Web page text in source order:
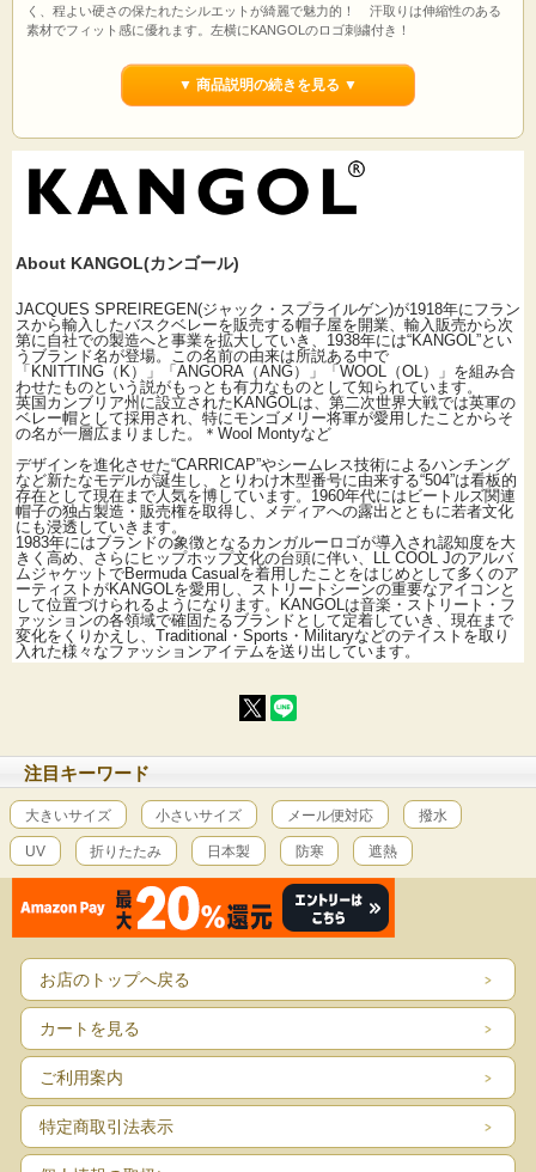
く、程よい硬さの保たれたシルエットが綺麗で魅力的！ 汗取りは伸縮性のある
素材でフィット感に優れます。左横にKANGOLのロゴ刺繍付き！
サイズ：S(約55～56cm)・M(約56～57cm)・L(約58～59cm)・XL(約60～61cm) 素
材：指定外繊維(竹繊維)65%アクリル35% カラー:ブラック(黒)・ダークブルー(濃
紺) 生産国：台湾製
▼ 商品説明の続きを見る ▼
About KANGOL(カンゴール)
JACQUES SPREIREGEN(ジャック・スプライルゲン)が1918年にフラン
スから輸入したバスクベレーを販売する帽子屋を開業、輸入販売から次
第に自社での製造へと事業を拡大していき、1938年には“KANGOL”とい
うブランド名が登場。この名前の由来は所説ある中で
「KNITTING（K）」「ANGORA（ANG）」「WOOL（OL）」を組み合
わせたものという説がもっとも有力なものとして知られています。
英国カンブリア州に設立されたKANGOLは、第二次世界大戦では英軍の
ベレー帽として採用され、特にモンゴメリー将軍が愛用したことからそ
の名が一層広まりました。＊Wool Montyなど
デザインを進化させた“CARRICAP”やシームレス技術によるハンチング
など新たなモデルが誕生し、とりわけ木型番号に由来する“504”は看板的
存在として現在まで人気を博しています。1960年代にはビートルズ関連
帽子の独占製造・販売権を取得し、メディアへの露出とともに若者文化
にも浸透していきます。
1983年にはブランドの象徴となるカンガルーロゴが導入され認知度を大
きく高め、さらにヒップホップ文化の台頭に伴い、LL COOL Jのアルバ
ムジャケットでBermuda Casualを着用したことをはじめとして多くのア
ーティストがKANGOLを愛用し、ストリートシーンの重要なアイコンと
して位置づけられるようになります。KANGOLは音楽・ストリート・フ
ァッションの各領域で確固たるブランドとして定着していき、現在まで
変化をくりかえし、Traditional・Sports・Militaryなどのテイストを取り
入れた様々なファッションアイテムを送り出しています。
注目キーワード
大きいサイズ 小さいサイズ メール便対応 撥水
UV 折りたたみ 日本製 防寒 遮熱
お店のトップへ戻る
カートを見る
ご利用案内
特定商取引法表示